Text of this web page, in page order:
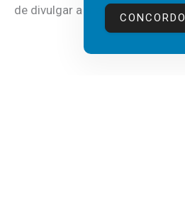
de divulgar a mais recente...
CONCORDO